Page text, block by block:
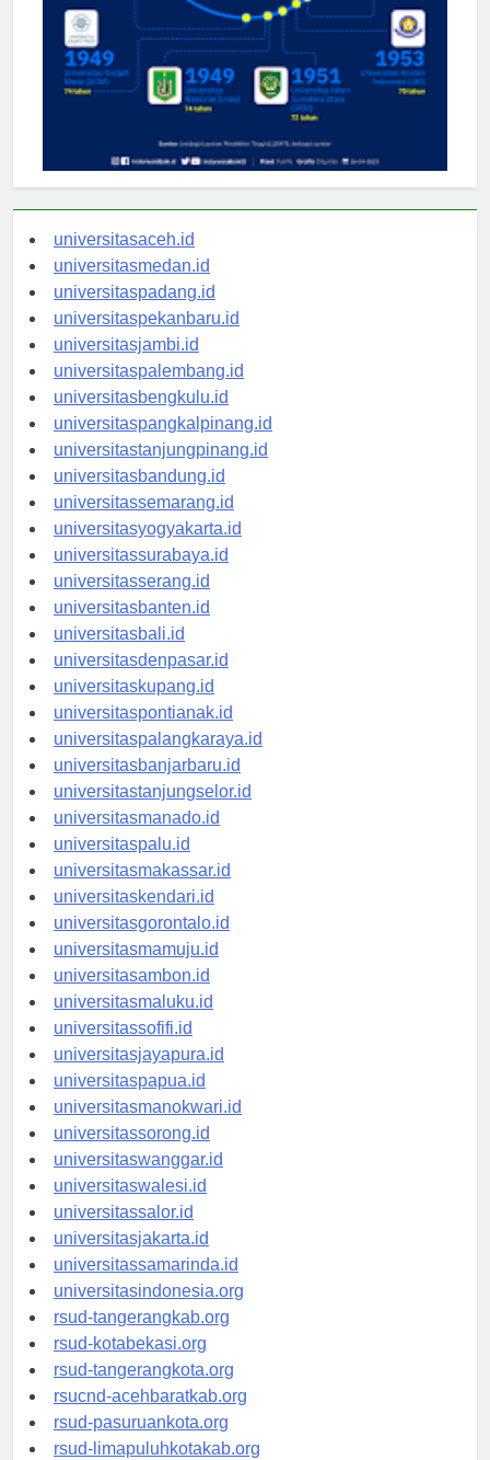
universitasaceh.id
universitasmedan.id
universitaspadang.id
universitaspekanbaru.id
universitasjambi.id
universitaspalembang.id
universitasbengkulu.id
universitaspangkalpinang.id
universitastanjungpinang.id
universitasbandung.id
universitassemarang.id
universitasyogyakarta.id
universitassurabaya.id
universitasserang.id
universitasbanten.id
universitasbali.id
universitasdenpasar.id
universitaskupang.id
universitaspontianak.id
universitaspalangkaraya.id
universitasbanjarbaru.id
universitastanjungselor.id
universitasmanado.id
universitaspalu.id
universitasmakassar.id
universitaskendari.id
universitasgorontalo.id
universitasmamuju.id
universitasambon.id
universitasmaluku.id
universitassofifi.id
universitasjayapura.id
universitaspapua.id
universitasmanokwari.id
universitassorong.id
universitaswanggar.id
universitaswalesi.id
universitassalor.id
universitasjakarta.id
universitassamarinda.id
universitasindonesia.org
rsud-tangerangkab.org
rsud-kotabekasi.org
rsud-tangerangkota.org
rsucnd-acehbaratkab.org
rsud-pasuruankota.org
rsud-limapuluhkotakab.org